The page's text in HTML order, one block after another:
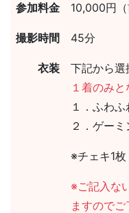
参加料金 10,000円（
撮影時間 45分
衣装 下記から選
１着のみと
１．ふわ
２．ゲー
※チェキ1
※ご記入な
ますのでご